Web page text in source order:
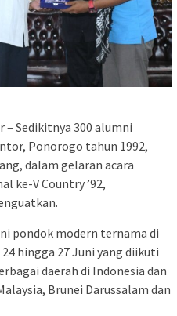
– Sedikitnya 300 alumni
Ponorogo tahun 1992,
dalam gelaran acara
ke-V Country ’92,
pondok modern ternama di
hingga 27 Juni yang diikuti
daerah di Indonesia dan
Brunei Darussalam dan